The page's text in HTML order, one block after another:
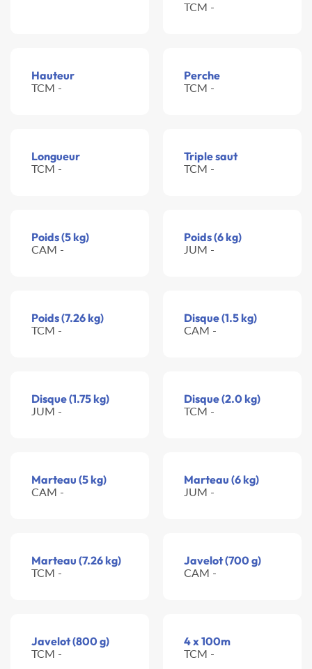
TCM -
Hauteur
TCM -
Perche
TCM -
Longueur
TCM -
Triple saut
TCM -
Poids (5 kg)
CAM -
Poids (6 kg)
JUM -
Poids (7.26 kg)
TCM -
Disque (1.5 kg)
CAM -
Disque (1.75 kg)
JUM -
Disque (2.0 kg)
TCM -
Marteau (5 kg)
CAM -
Marteau (6 kg)
JUM -
Marteau (7.26 kg)
TCM -
Javelot (700 g)
CAM -
Javelot (800 g)
TCM -
4 x 100m
TCM -